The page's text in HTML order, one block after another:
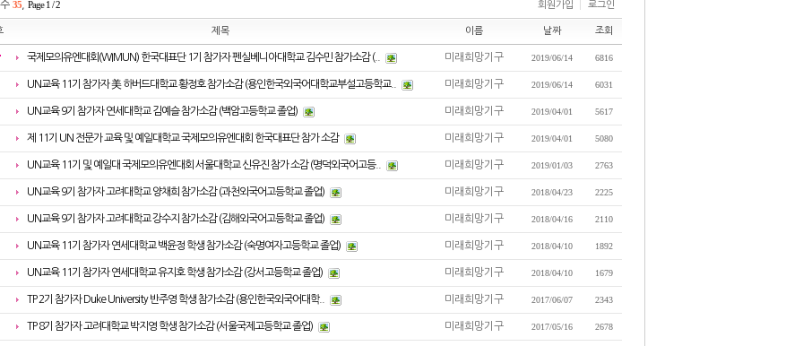
35, Page 1 / 2 회원가입 로그인
제목 이름 날짜 조회
국제모의유엔대회(WIMUN) 한국대표단 1기 참가자 펜실베니아대학교 김수민 참가소감 (.. 미래희망기구 2019/06/14 6816
UN교육 11기 참가자 美 하버드대학교 황정호 참가소감 (용인한국외국어대학교부설고등학교.. 미래희망기구 2019/06/14 6031
UN교육 9기 참가자 연세대학교 김예슬 참가소감 (백암고등학교 졸업) 미래희망기구 2019/04/01 5617
제 11기 UN 전문가 교육 및 예일대학교 국제모의유엔대회 한국대표단 참가 소감 미래희망기구 2019/04/01 5080
UN교육 11기 및 예일대 국제모의유엔대회 서울대학교 신유진 참가 소감 (명덕외국어고등.. 미래희망기구 2019/01/03 2763
UN교육 9기 참가자 고려대학교 양채희 참가소감 (과천외국어고등학교 졸업) 미래희망기구 2018/04/23 2225
UN교육 9기 참가자 고려대학교 강수지 참가소감 (김해외국어고등학교 졸업) 미래희망기구 2018/04/16 2110
UN교육 11기 참가자 연세대학교 백윤정 학생 참가소감 (숙명여자고등학교 졸업) 미래희망기구 2018/04/10 1892
UN교육 11기 참가자 연세대학교 유지호 학생 참가소감 (강서고등학교 졸업) 미래희망기구 2018/04/10 1679
TP 2기 참가자 Duke University 반주영 학생 참가소감 (용인한국외국어대학.. 미래희망기구 2017/06/07 2343
TP 8기 참가자 고려대학교 박지영 학생 참가소감 (서울국제고등학교 졸업) 미래희망기구 2017/05/16 2678